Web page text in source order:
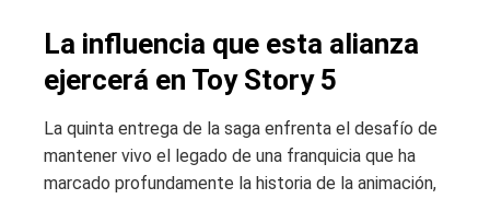
La influencia que esta alianza
ejercerá en Toy Story 5
La quinta entrega de la saga enfrenta el desafío de
mantener vivo el legado de una franquicia que ha
marcado profundamente la historia de la animación,